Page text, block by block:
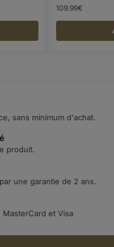
109.99€
sans minimum d'achat.
produit.
une garantie de 2 ans.
MasterCard et Visa